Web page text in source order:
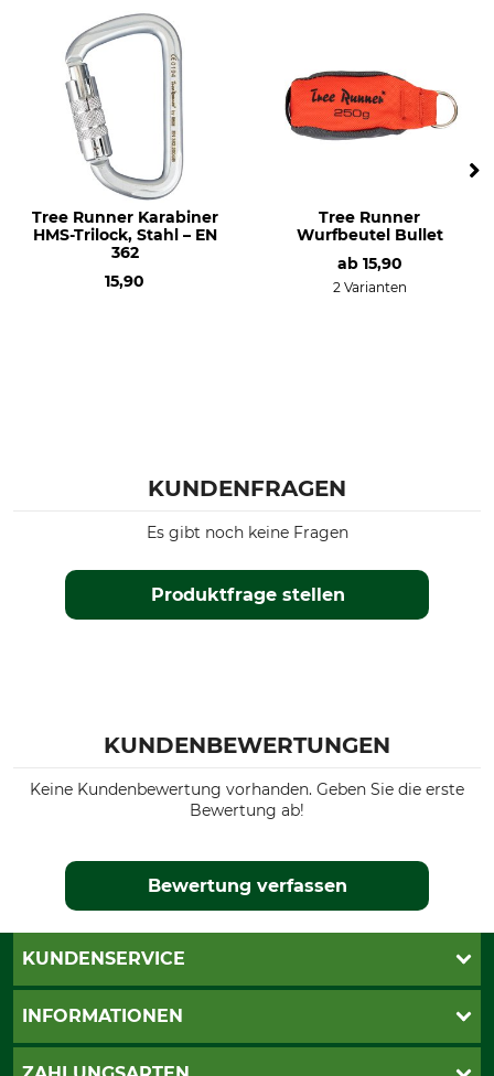
Tree Runner Karabiner
HMS-Trilock, Stahl – EN
362
15,90
Tree Runner
Wurfbeutel Bullet
ab 15,90
2 Varianten
KUNDENFRAGEN
Produktfrage stellen
Es gibt noch keine Fragen
KUNDENBEWERTUNGEN
Keine Kundenbewertung vorhanden. Geben Sie die erste
Bewertung ab!
Bewertung verfassen
KUNDENSERVICE
Live-Shopping
INFORMATIONEN
AGB